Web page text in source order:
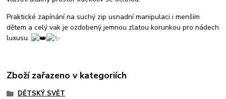
Praktické zapínání na suchý zip usnadní manipulaci i menším
dětem a celý vak je ozdobený jemnou zlatou korunkou pro nádech
luxusu.
Zboží zařazeno v kategoriích
DĚTSKÝ SVĚT